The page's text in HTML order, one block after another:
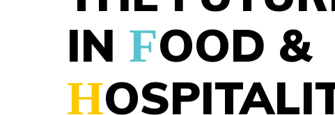
IN FOOD &
H